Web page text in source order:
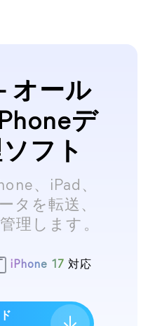
オール
デ
フト
、iPad、
タを転送、
理します。
iPhone 17 対応